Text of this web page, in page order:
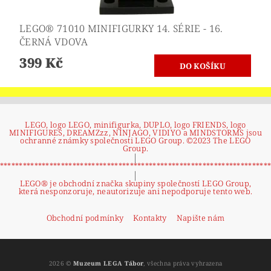
LEGO® 71010 MINIFIGURKY 14. SÉRIE - 16.
ČERNÁ VDOVA
399 Kč
LEGO, logo LEGO, minifigurka, DUPLO, logo FRIENDS, logo
MINIFIGURES, DREAMZzz, NINJAGO, VIDIYO a MINDSTORMS jsou
ochranné známky společnosti LEGO Group. ©2023 The LEGO
Group.
|
|
LEGO® je obchodní značka skupiny společností LEGO Group,
která nesponzoruje, neautorizuje ani nepodporuje tento web.
Obchodní podmínky Kontakty Napište nám
2026 © Muzeum LEGA Tábor, všechna práva vyhrazena